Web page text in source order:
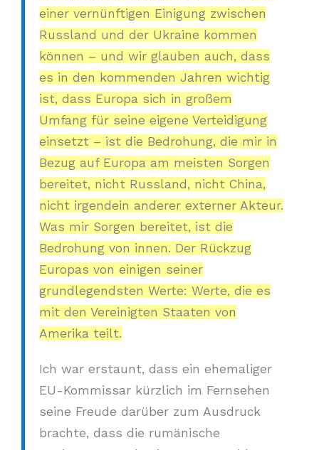
einer vernünftigen Einigung zwischen
Russland und der Ukraine kommen
können – und wir glauben auch, dass
es in den kommenden Jahren wichtig
ist, dass Europa sich in großem
Umfang für seine eigene Verteidigung
einsetzt – ist die Bedrohung, die mir in
Bezug auf Europa am meisten Sorgen
bereitet, nicht Russland, nicht China,
nicht irgendein anderer externer Akteur.
Was mir Sorgen bereitet, ist die
Bedrohung von innen. Der Rückzug
Europas von einigen seiner
grundlegendsten Werte: Werte, die es
mit den Vereinigten Staaten von
Amerika teilt.
Ich war erstaunt, dass ein ehemaliger
EU-Kommissar kürzlich im Fernsehen
seine Freude darüber zum Ausdruck
brachte, dass die rumänische